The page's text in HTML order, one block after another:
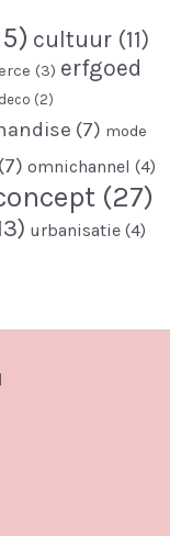
cultuur (11)
(3) erfgoed
(2)
(7) mode
(7) omnichannel (4)
(27)
urbanisatie (4)